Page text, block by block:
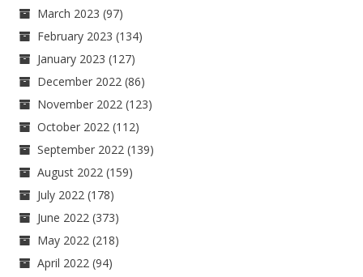
March 2023 (97)
February 2023 (134)
January 2023 (127)
December 2022 (86)
November 2022 (123)
October 2022 (112)
September 2022 (139)
August 2022 (159)
July 2022 (178)
June 2022 (373)
May 2022 (218)
April 2022 (94)